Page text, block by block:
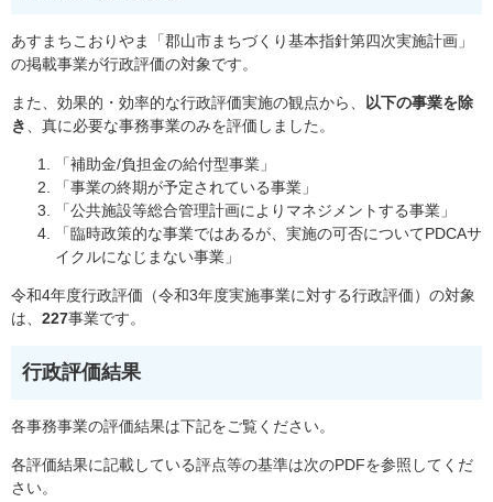
あすまちこおりやま「郡山市まちづくり基本指針第四次実施計画」
の掲載事業が行政評価の対象です。
また、効果的・効率的な行政評価実施の観点から、 以下の事業を除
き、真に必要な事務事業のみを評価しました。
「補助金/負担金の給付型事業」
「事業の終期が予定されている事業」
「公共施設等総合管理計画によりマネジメントする事業」
「臨時政策的な事業ではあるが、実施の可否についてPDCAサ
イクルになじまない事業」
令和4年度行政評価（令和3年度実施事業に対する行政評価）の対象
は、 227事業です。
行政評価結果
各事務事業の評価結果は下記をご覧ください。
各評価結果に記載している評点等の基準は次のPDFを参照してくだ
さい。